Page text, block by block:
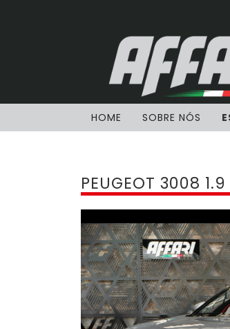
HOME SOBRE NÓS
PEUGEOT 3008